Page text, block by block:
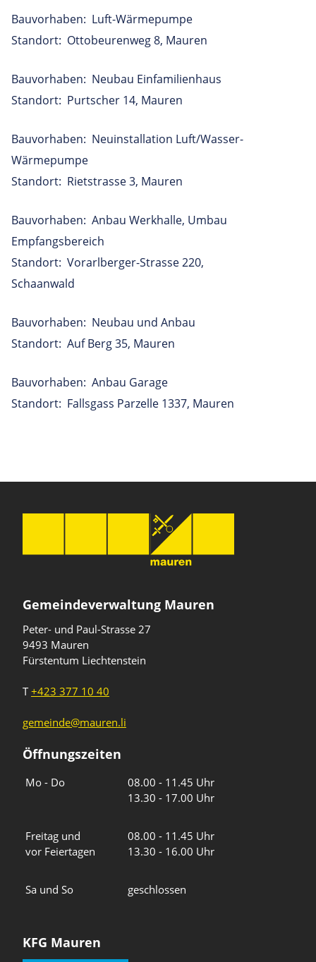
Bauvorhaben: Luft-Wärmepumpe
Standort: Ottobeurenweg 8, Mauren
Bauvorhaben: Neubau Einfamilienhaus
Standort: Purtscher 14, Mauren
Bauvorhaben: Neuinstallation Luft/Wasser-
Wärmepumpe
Standort: Rietstrasse 3, Mauren
Bauvorhaben: Anbau Werkhalle, Umbau
Empfangsbereich
Standort: Vorarlberger-Strasse 220,
Schaanwald
Bauvorhaben: Neubau und Anbau
Standort: Auf Berg 35, Mauren
Bauvorhaben: Anbau Garage
Standort: Fallsgass Parzelle 1337, Mauren
Gemeindeverwaltung Mauren
Peter- und Paul-Strasse 27
9493 Mauren
Fürstentum Liechtenstein
T+423 377 10 40
gemeinde@mauren.li
Öffnungszeiten
Mo - Do
08.00 - 11.45 Uhr
13.30 - 17.00 Uhr
Freitag und
vor Feiertagen
08.00 - 11.45 Uhr
13.30 - 16.00 Uhr
Sa und So geschlossen
KFG Mauren